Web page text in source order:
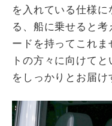
を入れている仕様
る、船に乗せると
ードを持ってこれま
トの方々に向けて
をしっかりとお届け